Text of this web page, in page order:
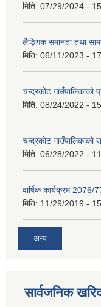
मिति: 07/29/2024 -
लैङ्गिक समानता तथा
मिति: 06/11/2023 -
चन्द्रकोट गाउँपालिकाको
मिति: 08/24/2022 -
चन्द्रकोट गाउँपालिकाको
मिति: 06/28/2022 -
वार्षिक कार्यक्रम 2076/
मिति: 11/29/2019 -
अन्य
सार्वजनिक